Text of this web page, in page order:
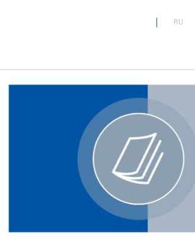
RU